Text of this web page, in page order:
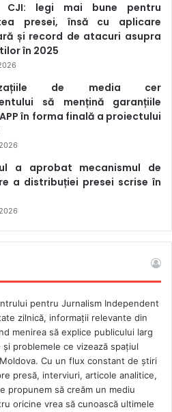
CJI: legi mai bune pentru
presei, însă cu aplicare
și record de atacuri asupra
în 2025
de media cer
să mențină garanțiile
în forma finală a proiectului
a aprobat mecanismul de
a distribuției presei scrise în
pentru Jurnalism Independent
zilnică, informații relevante din
menirea să explice publicului larg
problemele ce vizează spațiul
Cu un flux constant de ştiri
presă, interviuri, articole analitice,
propunem să creăm un mediu
oricine vrea să cunoască ultimele